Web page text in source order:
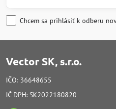
Chcem sa prihlásiť k odberu
Vector SK, s.r.o.
IČO: 36648655
IČ DPH: SK2022180820